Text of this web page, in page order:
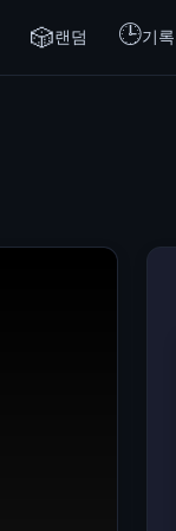
🎲랜덤 🕒기록